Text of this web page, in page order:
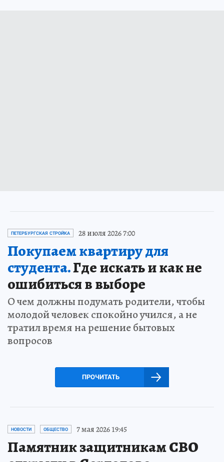
ПЕТЕРБУРГСКАЯ СТРОЙКА 28 июля 2026 7:00
Покупаем квартиру для
студента.Где искать и как не
ошибиться в выборе
О чем должны подумать родители, чтобы
молодой человек спокойно учился, а не
тратил время на решение бытовых
вопросов
ПРОЧИТАТЬ
НОВОСТИ ОБЩЕСТВО 7 мая 2026 19:45
Памятник защитникам СВО